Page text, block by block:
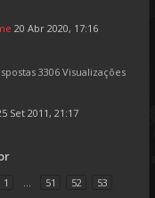
20 Abr 2020, 17:16
3306 Visualizações
Set 2011, 21:17
1 ... 51 52
53